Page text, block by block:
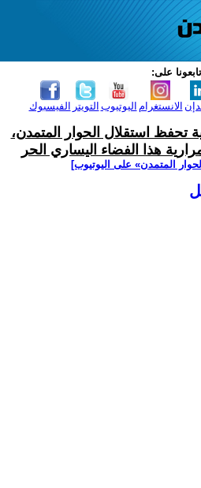
تابعونا على:
الفيسبوك التويتر اليوتيوب الانستغرام
تحفظ استقلال الحوار المتمدن،
هذا الفضاء اليساري الحر
المتمدن» على اليوتيوب]